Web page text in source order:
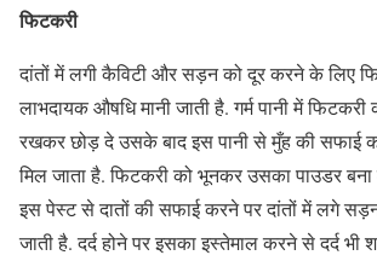
फिटकरी
दांतों में लगी कैविटी और सड़न को दूर करने के लिए
लाभदायक औषधि मानी जाती है. गर्म पानी में
रखकर छोड़ दे उसके बाद इस पानी से मुँह की सफाई
मिल जाता है. फिटकरी को भूनकर उसका पाउडर बना
इस पेस्ट से दातों की सफाई करने पर दांतों में लगे
जाती है. दर्द होने पर इसका इस्तेमाल करने से दर्द भी